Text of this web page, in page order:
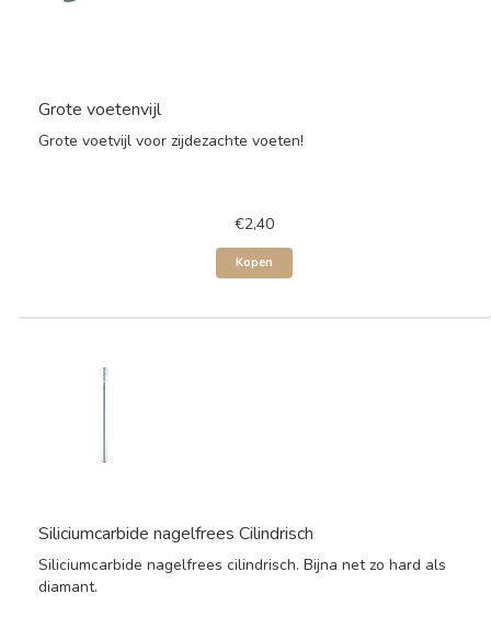
Grote voetenvijl
Grote voetvijl voor zijdezachte voeten!
€2,40
Kopen
Siliciumcarbide nagelfrees Cilindrisch
Siliciumcarbide nagelfrees cilindrisch. Bijna net zo hard als
diamant.